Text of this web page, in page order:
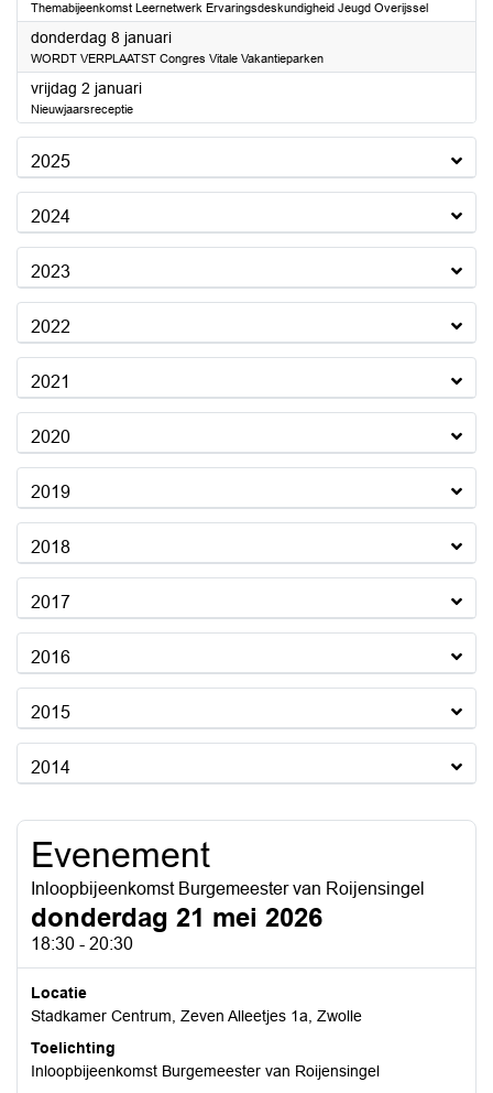
Themabijeenkomst Leernetwerk Ervaringsdeskundigheid Jeugd Overijssel
donderdag 8 januari2026
WORDT VERPLAATST Congres Vitale Vakantieparken
vrijdag 2 januari2026
Nieuwjaarsreceptie
2025
2024
2023
2022
2021
2020
2019
2018
2017
2016
2015
2014
Evenement
Inloopbijeenkomst Burgemeester van Roijensingel
donderdag 21 mei 2026
18:30 - 20:30
Locatie
Stadkamer Centrum, Zeven Alleetjes 1a, Zwolle
Toelichting
Inloopbijeenkomst Burgemeester van Roijensingel